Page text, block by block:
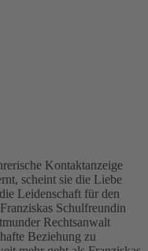
Kontaktanzeige
scheint sie die Liebe
Leidenschaft für den
Schulfreundin
Rechtsanwalt
Beziehung zu